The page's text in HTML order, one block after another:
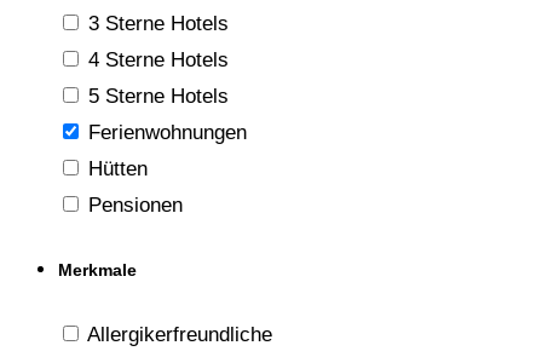
3 Sterne Hotels
4 Sterne Hotels
5 Sterne Hotels
Ferienwohnungen
Hütten
Pensionen
Merkmale
Allergikerfreundliche